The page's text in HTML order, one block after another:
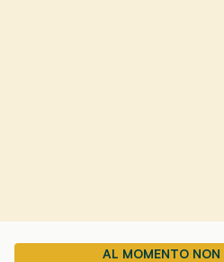
AL MOMENTO NON